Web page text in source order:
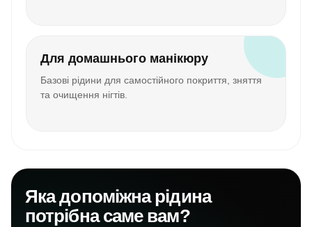
Для домашнього манікюру
Базові рідини для самостійного покриття, зняття
та очищення нігтів.
Яка допоміжна рідина
потрібна саме вам?